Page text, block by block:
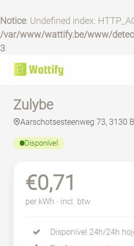
Notice: Undefined index:
/var/www/wattify.be/www/
3
Zulybe
Aarschotsesteenweg 73, 3130
Disponível
€0,71
per kWh · incl. btw
Disponível 24h/24h